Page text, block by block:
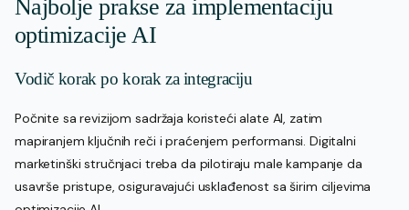
Najbolje prakse za implementaciju
optimizacije AI
Vodič korak po korak za integraciju
Počnite sa revizijom sadržaja koristeći alate AI, zatim
mapiranjem ključnih reči i praćenjem performansi. Digitalni
marketinški stručnjaci treba da pilotiraju male kampanje da
usavrše pristupe, osiguravajući usklađenost sa širim ciljevima